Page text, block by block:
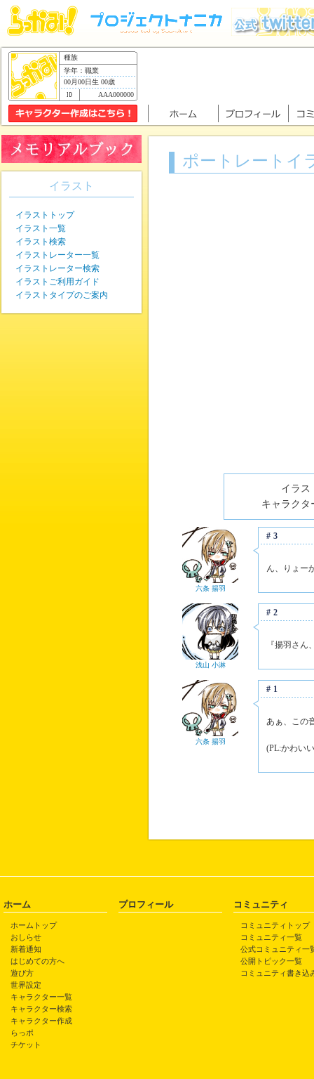
種族
学年：職業
00月00日生 00歳
AAA000000
ポートレートイ
イラス
キャラクタ
六条 揚羽
#3
ん、りょー
浅山 小淋
#2
『揚羽さ
六条 揚羽
#1
あぁ、この
(PL:かわい
イラスト
イラストトップ
イラスト一覧
イラスト検索
イラストレーター一覧
イラストレーター検索
イラストご利用ガイド
イラストタイプのご案内
ホーム
ホームトップ
おしらせ
新着通知
はじめての方へ
遊び方
世界設定
キャラクター一覧
キャラクター検索
キャラクター作成
らっポ
チケット
プロフィール コミュニティ
コミュニティトップ
コミュニティ一覧
公式コミュニティ一
公開トピック一覧
コミュニティ書き込